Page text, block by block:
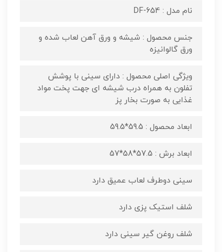
نام مدل : DF-654
جنس محصول : شیشه و ورق آهن لعاب شده و
ورق گالوانیزه
ویژگی اصلی محصول : دارای سینی با پوشش
تفلون به همراه درب شیشه ای جهت پخت مواد
غذایی به صورت بخار پز
ابعاد محصول​ : 59.5*59.5
ابعاد برش : 57.5*58*57
سینی دوطرف لعاب عمیق دارد
شلف استیک پزی دارد
شلف روغن گیر سینی دارد